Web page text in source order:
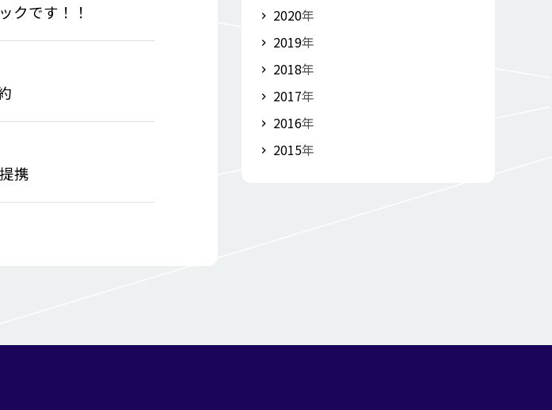
クです！！
携
2020年
2019年
2018年
2017年
2016年
2015年